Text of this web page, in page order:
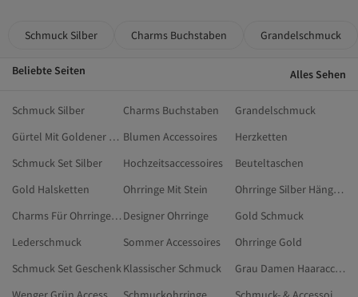
Schmuck Silber Charms Buchstaben Grandelschmuck
Beliebte Seiten Alles Sehen
Schmuck Silber Charms Buchstaben
Grandelschmuck
Gürtel Mit Goldener Schnalle Blumen Accessoires
Herzketten
Schmuck Set Silber
Hochzeitsaccessoires
Beuteltaschen
Gold Halsketten
Ohrringe Mit Stein
Ohrringe Silber Hängend
Charms Für Ohrringe Gold Designer Ohrringe
Gold Schmuck
Lederschmuck
Sommer Accessoires
Ohrringe Gold
Schmuck Set GeschenkKlassischer Schmuck
Grau Damen Haaraccessoires